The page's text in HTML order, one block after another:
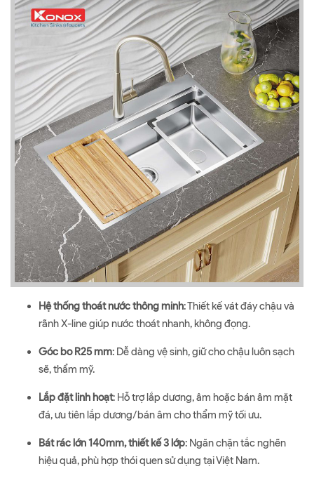
Hệ thống thoát nước thông minh: Thiết kế vát đáy chậu và
rãnh X-line giúp nước thoát nhanh, không đọng.
Góc bo R25 mm: Dễ dàng vệ sinh, giữ cho chậu luôn sạch
sẽ, thẩm mỹ.
Lắp đặt linh hoạt: Hỗ trợ lắp dương, âm hoặc bán âm mặt
đá, ưu tiên lắp dương/bán âm cho thẩm mỹ tối ưu.
Bát rác lớn 140mm, thiết kế 3 lớp: Ngăn chặn tắc nghẽn
hiệu quả, phù hợp thói quen sử dụng tại Việt Nam.